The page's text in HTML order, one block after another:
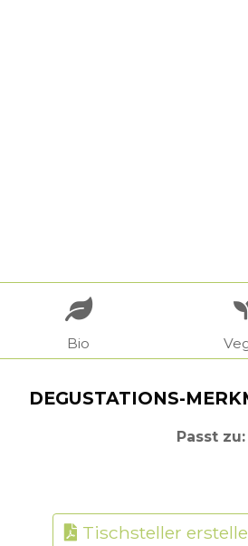
Bio
DEGUSTATIONS-
Passt zu
Tischsteller